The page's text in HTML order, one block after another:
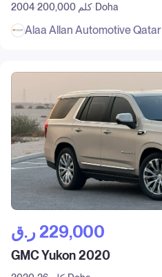
2004 200,000 كلم Doha
Alaa Allan Automotive Qatar
ر.ق‎ 229,000
GMC Yukon 2020